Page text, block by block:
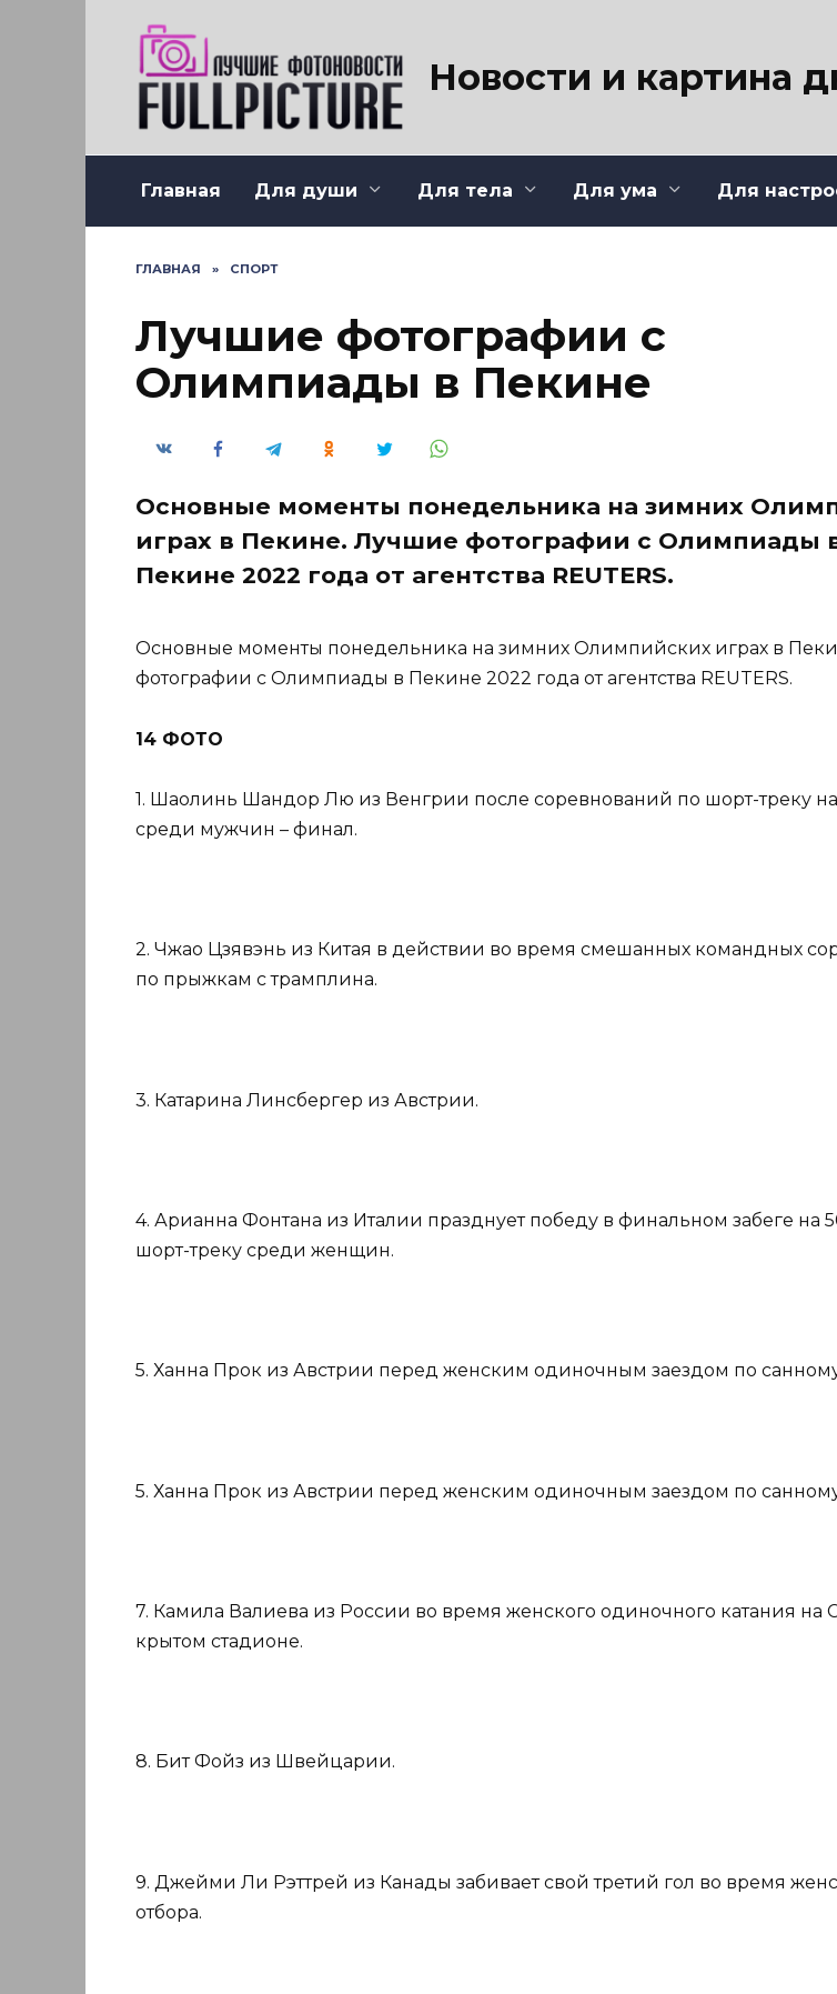
Новости и картина
Главная Для души Для тела Для ума Для
ГЛАВНАЯ » СПОРТ
Лучшие фотографии с
Олимпиады в Пекине
Основные моменты понедельника на зимних
играх в Пекине. Лучшие фотографии с Олимпиады
Пекине 2022 года от агентства REUTERS.
Основные моменты понедельника на зимних Олимпийских играх в
фотографии с Олимпиады в Пекине 2022 года от агентства REUTERS.
14 ФОТО
1. Шаолинь Шандор Лю из Венгрии после соревнований по шорт-треку
среди мужчин – финал.
2. Чжао Цзявэнь из Китая в действии во время смешанных командных
по прыжкам с трамплина.
3. Катарина Линсбергер из Австрии.
4. Арианна Фонтана из Италии празднует победу в финальном забеге на
шорт-треку среди женщин.
5. Ханна Прок из Австрии перед женским одиночным заездом по
5. Ханна Прок из Австрии перед женским одиночным заездом по
7. Камила Валиева из России во время женского одиночного катания на
крытом стадионе.
8. Бит Фойз из Швейцарии.
9. Джейми Ли Рэттрей из Канады забивает свой третий гол во время
отбора.